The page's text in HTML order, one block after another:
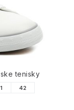
tenisky
42